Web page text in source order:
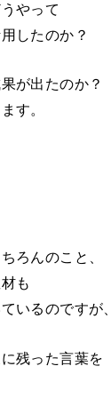
やって
したのか？
が出たのか？
す。
ろんのこと、
も
いるのですが、
残った言葉を